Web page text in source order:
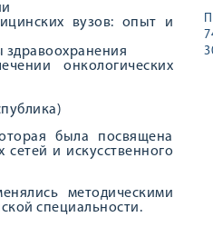
вузов: опыт и
здравоохранения
онкологических
была посвящена
и искусственного
методическими
специальности.